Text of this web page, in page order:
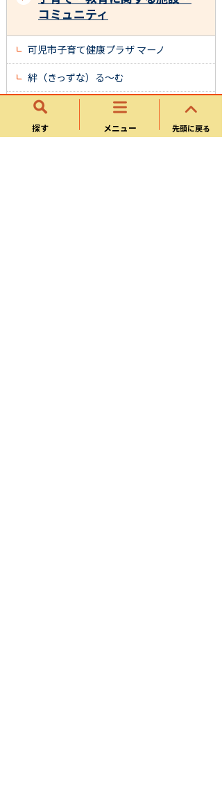
探す メニュー 先頭に戻る
コミュニティ
可児市子育て健康プラザ マーノ
絆（きっずな）る～む
こども応援センターぱあむ（ことば・発
達相談）